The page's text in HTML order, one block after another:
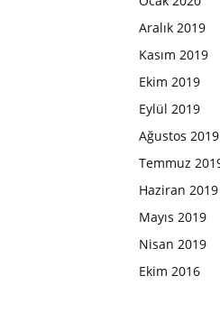
Aralık 2019
Kasım 2019
Ekim 2019
Eylül 2019
Ağustos 2019
Temmuz
Haziran 2019
Mayıs 2019
Nisan 2019
Ekim 2016